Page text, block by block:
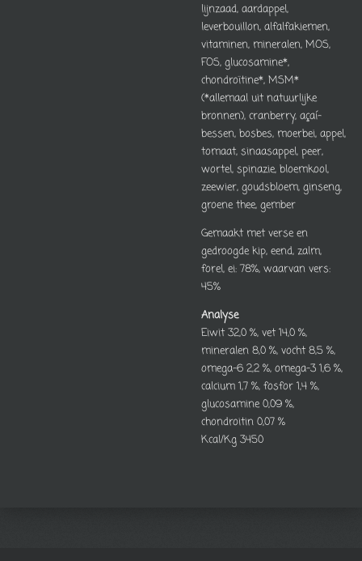
lijnzaad, aardappel,
leverbouillon, alfalfakiemen,
vitaminen, mineralen, MOS,
FOS, glucosamine*,
chondroïtine*, MSM*
(*allemaal uit natuurlijke
bronnen), cranberry, açaí-
bessen, bosbes, moerbei, appel,
tomaat, sinaasappel, peer,
wortel, spinazie, bloemkool,
zeewier, goudsbloem, ginseng,
groene thee, gember
Gemaakt met verse en
gedroogde kip, eend, zalm,
forel, ei: 78%, waarvan vers:
45%
Analyse
Eiwit 32,0 %, vet 14,0 %,
mineralen 8,0 %, vocht 8,5 %,
omega-6 2,2 %, omega-3 1,6 %,
calcium 1,7 %, fosfor 1,4 %,
glucosamine 0,09 %,
chondroitin 0,07 %
Kcal/Kg 3450